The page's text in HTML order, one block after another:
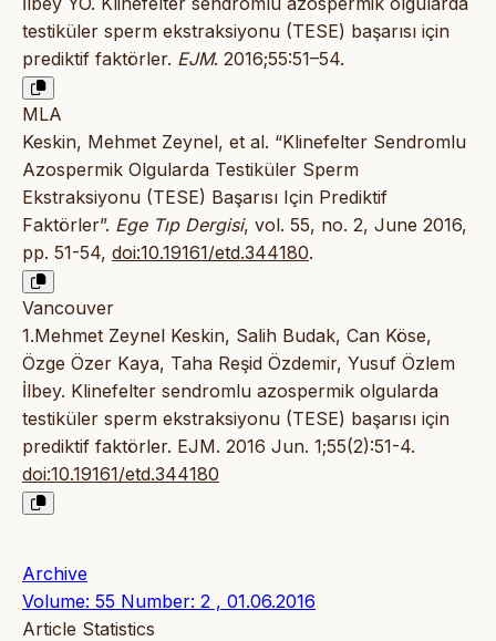
testiküler sperm ekstraksiyonu (TESE) başarısı için
prediktif faktörler. EJM. 2016;55:51–54.
MLA
Keskin, Mehmet Zeynel, et al. “Klinefelter Sendromlu
Azospermik Olgularda Testiküler Sperm
Ekstraksiyonu (TESE) Başarısı Için Prediktif
Faktörler”. Ege Tıp Dergisi, vol. 55, no. 2, June 2016,
pp. 51-54, doi:10.19161/etd.344180.
Vancouver
1.Mehmet Zeynel Keskin, Salih Budak, Can Köse,
Özge Özer Kaya, Taha Reşid Özdemir, Yusuf Özlem
İlbey. Klinefelter sendromlu azospermik olgularda
testiküler sperm ekstraksiyonu (TESE) başarısı için
prediktif faktörler. EJM. 2016 Jun. 1;55(2):51-4.
doi:10.19161/etd.344180
Archive
Volume: 55 Number: 2 , 01.06.2016
Article Statistics